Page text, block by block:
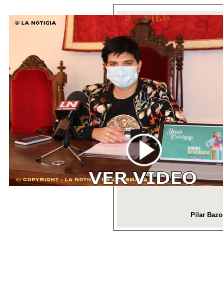
Pilar